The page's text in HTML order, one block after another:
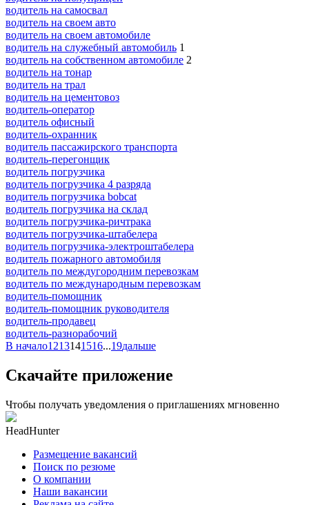
водитель на самосвал
водитель на своем авто
водитель на своем автомобиле
водитель на служебный автомобиль 1
водитель на собственном автомобиле 2
водитель на тонар
водитель на трал
водитель на цементовоз
водитель-оператор
водитель офисный
водитель-охранник
водитель пассажирского транспорта
водитель-перегонщик
водитель погрузчика
водитель погрузчика 4 разряда
водитель погрузчика bobcat
водитель погрузчика на склад
водитель погрузчика-ричтрака
водитель погрузчика-штабелера
водитель погрузчика-электроштабелера
водитель пожарного автомобиля
водитель по междугородним перевозкам
водитель по международным перевозкам
водитель-помощник
водитель-помощник руководителя
водитель-продавец
водитель-разнорабочий
В начало1213141516...19дальше
Скачайте приложение
Чтобы получать уведомления о приглашениях мгновенно
HeadHunter
Размещение вакансий
Поиск по резюме
О компании
Наши вакансии